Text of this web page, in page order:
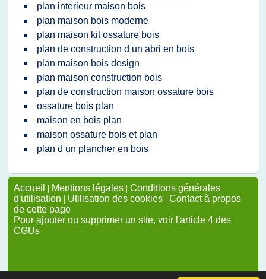
plan interieur maison bois
plan maison bois moderne
plan maison kit ossature bois
plan de construction d un abri en bois
plan maison bois design
plan maison construction bois
plan de construction maison ossature bois
ossature bois plan
maison en bois plan
maison ossature bois et plan
plan d un plancher en bois
Accueil | Mentions légales | Conditions générales
d'utilisation | Utilisation des cookies | Contact à propos
de cette page
Pour ajouter ou supprimer un site, voir l'article 4 des
CGUs